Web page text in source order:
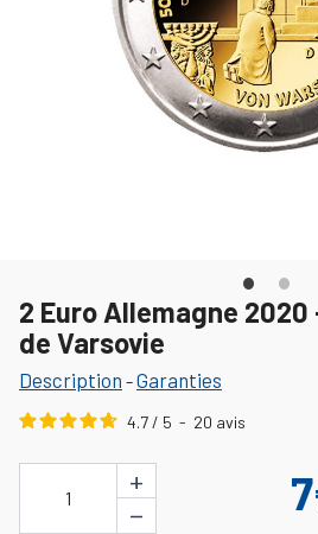
2 Euro Allemagne
de Varsovie
Description -Garanties
4.7/ 5 - 20 avis
1
+
−